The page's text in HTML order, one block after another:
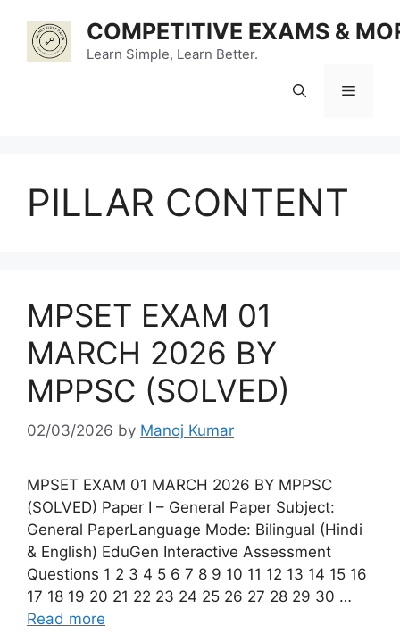
content
COMPETITIVE EXAMS &
Learn Simple, Learn Better.
Menu
PILLAR CONTENT
MPSET EXAM 01
MARCH 2026 BY
MPPSC (SOLVED)
02/03/2026 by Manoj Kumar
MPSET EXAM 01 MARCH 2026 BY MPPSC
(SOLVED) Paper I – General Paper Subject:
General PaperLanguage Mode: Bilingual (Hindi
& English) EduGen Interactive Assessment
Questions 1 2 3 4 5 6 7 8 9 10 11 12 13 14 15 16
17 18 19 20 21 22 23 24 25 26 27 28 29 30 …
Read more